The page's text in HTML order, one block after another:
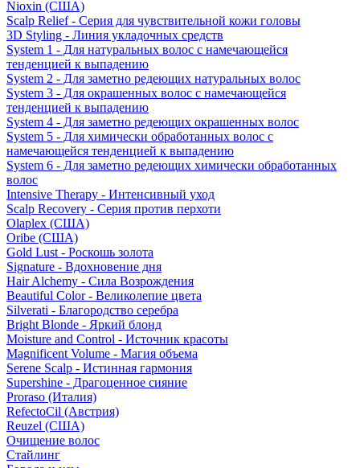
Nioxin (США)
Scalp Relief - Серия для чувствительной кожи головы
3D Styling - Линия укладочных средств
System 1 - Для натуральных волос с намечающейся
тенденцией к выпадению
System 2 - Для заметно редеющих натуральных волос
System 3 - Для окрашенных волос с намечающейся
тенденцией к выпадению
System 4 - Для заметно редеющих окрашенных волос
System 5 - Для химически обработанных волос с
намечающейся тенденцией к выпадению
System 6 - Для заметно редеющих химически обработанных
волос
Intensive Therapy - Интенсивный уход
Scalp Recovery - Серия против перхоти
Olaplex (США)
Oribe (США)
Gold Lust - Роскошь золота
Signature - Вдохновение дня
Hair Alchemy - Сила Возрождения
Beautiful Color - Великолепие цвета
Silverati - Благородство серебра
Bright Blonde - Яркий блонд
Moisture and Control - Источник красоты
Magnificent Volume - Магия объема
Serene Scalp - Истинная гармония
Supershine - Драгоценное сияние
Proraso (Италия)
RefectoCil (Австрия)
Reuzel (США)
Очищение волос
Стайлинг